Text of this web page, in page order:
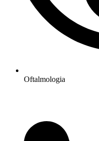
Oftalmologia